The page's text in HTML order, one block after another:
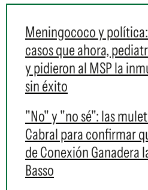
Meningococo y
casos que ahora,
y pidieron al MSP la
sin éxito
"No" y "no sé": las
Cabral para confirmar
de Conexión Ganadera
Basso